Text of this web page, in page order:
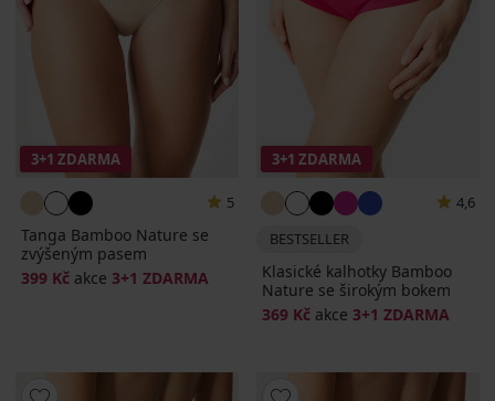
3+1 ZDARMA
5
Tanga Bamboo Nature se
zvýšeným pasem
399 Kč akce 3+1 ZDARMA
3+1 ZDARMA
4,6
BESTSELLER
Klasické kalhotky Bamboo
Nature se širokým bokem
369 Kč akce 3+1 ZDARMA